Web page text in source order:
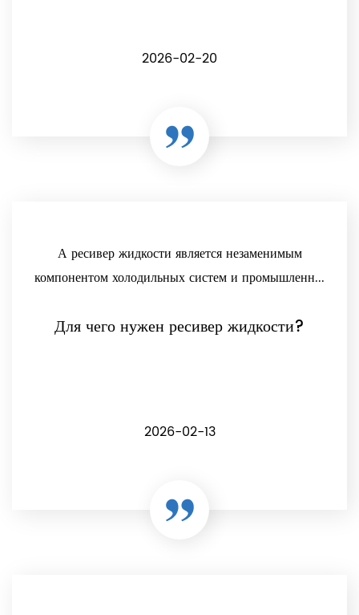
2026-02-20
А ресивер жидкости является незаменимым
компонентом холодильных систем и промышленн...
Для чего нужен ресивер жидкости?
2026-02-13